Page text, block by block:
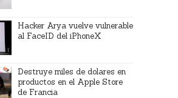
Hacker Arya vuelve vulnerable
al FaceID del iPhoneX
Destruye miles de dolares en
productos en el Apple Store
de Francia